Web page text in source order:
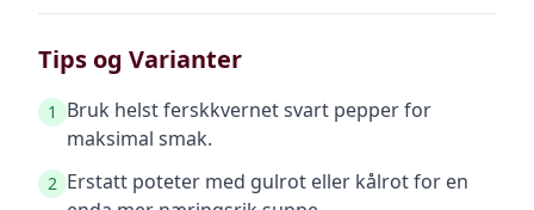
Tips og Varianter
1
Bruk helst ferskkvernet svart pepper for
maksimal smak.
2 Erstatt poteter med gulrot eller kålrot for en